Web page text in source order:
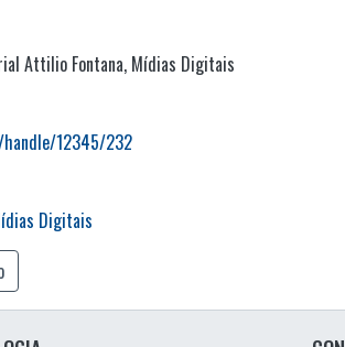
Attilio Fontana, Mídias Digitais
12345/232
Digitais